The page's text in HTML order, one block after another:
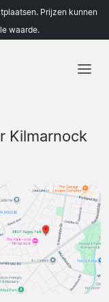
Prijzen kunnen
waarde.
Kilmarnock